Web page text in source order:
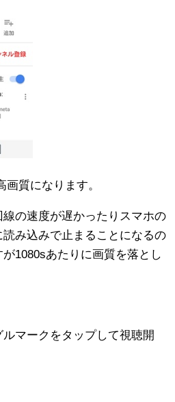
質になります。
の速度が遅かったりスマホの
み込みで止まることになるの
1080sあたりに画質を落とし
マークをタップして視聴開